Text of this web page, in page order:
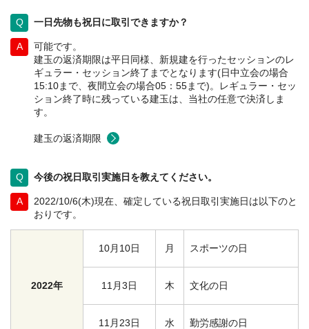
一日先物も祝日に取引できますか？
可能です。
建玉の返済期限は平日同様、新規建を行ったセッションのレ
ギュラー・セッション終了までとなります(日中立会の場合
15:10まで、夜間立会の場合05：55まで)。レギュラー・セッ
ション終了時に残っている建玉は、当社の任意で決済しま
す。
建玉の返済期限
今後の祝日取引実施日を教えてください。
2022/10/6(木)現在、確定している祝日取引実施日は以下のと
おりです。
2022年
10月10日 月 スポーツの日
11月3日 木 文化の日
11月23日 水 勤労感謝の日